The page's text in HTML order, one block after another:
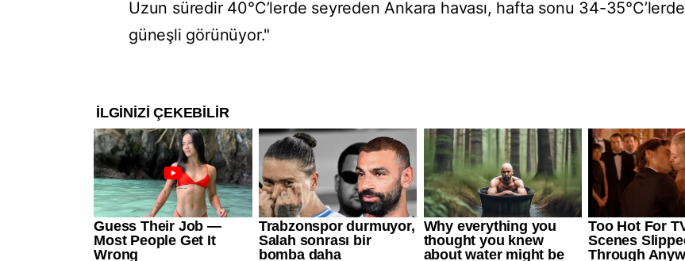
Uzun süredir 40°C’lerde seyreden Ankara havası, hafta sonu 34-35°C’lerde
güneşli görünüyor."